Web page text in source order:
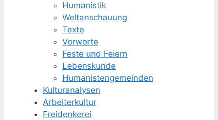
Humanistik
Weltanschauung
Texte
Vorworte
Feste und Feiern
Lebenskunde
Humanisten­gemeinden
Kulturanalysen
Arbeiterkultur
Freidenkerei